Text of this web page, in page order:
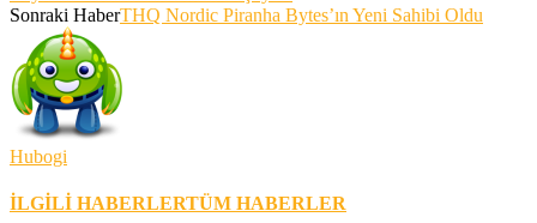
Sonraki HaberTHQ Nordic Piranha Bytes’ın Yeni Sahibi Oldu
Hubogi
İLGİLİ HABERLERTÜM HABERLER